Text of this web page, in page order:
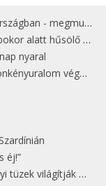
a 15 legjobbat
cicát Kisorosziban
nyaral
végét jelentette
éj!”
meg Zugspitzét